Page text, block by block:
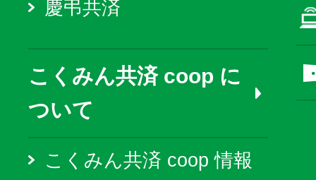
慶弔共済
こくみん共済 coop に
ついて
こくみん共済 coop 情報